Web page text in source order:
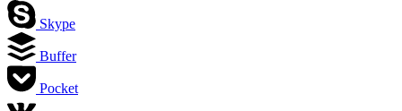
Skype
Buffer
Pocket